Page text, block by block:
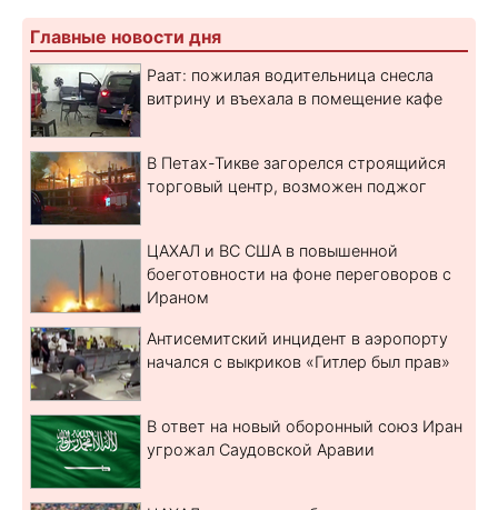
Главные новости дня
Раат: пожилая водительница снесла
витрину и въехала в помещение кафе
В Петах-Тикве загорелся строящийся
торговый центр, возможен поджог
ЦАХАЛ и ВС США в повышенной
боеготовности на фоне переговоров с
Ираном
Антисемитский инцидент в аэропорту
начался с выкриков «Гитлер был прав»
В ответ на новый оборонный союз Иран
угрожал Саудовской Аравии